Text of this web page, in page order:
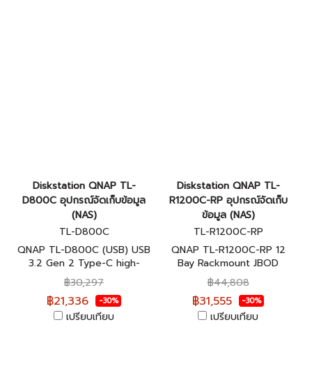
Diskstation QNAP TL-
D800C อุปกรณ์จัดเก็บข้อมูล
(NAS)
TL-D800C
QNAP TL-D800C (USB) USB
3.2 Gen 2 Type-C high-
capacity JBOD อุปกรณ์จัดเก็บ
ข้อมูลบนเครือข่าย ประกันศูนย์ 2
ปี
฿30,297
฿21,336 -30%
เปรียบเทียบ
Diskstation QNAP TL-
R1200C-RP อุปกรณ์จัดเก็บ
ข้อมูล (NAS)
TL-R1200C-RP
QNAP TL-R1200C-RP 12
Bay Rackmount JBOD
Storage Enclosure อุปกรณ์
จัดเก็บข้อมูลบนเครือข่าย ประกัน
ศูนย์ 3 ปี
฿44,808
฿31,555 -30%
เปรียบเทียบ